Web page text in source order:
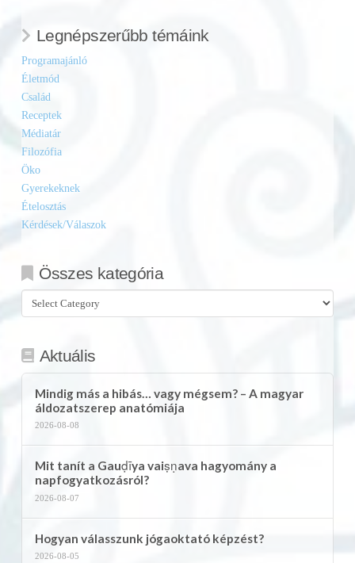
Legnépszerűbb témáink
Programajánló
Életmód
Család
Receptek
Médiatár
Filozófia
Öko
Gyerekeknek
Ételosztás
Kérdések/Válaszok
Összes kategória
Összes
kategória
Aktuális
Mindig más a hibás… vagy mégsem? – A magyar
áldozatszerep anatómiája
2026-08-08
Mit tanít a Gauḍīya vaiṣṇava hagyomány a
napfogyatkozásról?
2026-08-07
Hogyan válasszunk jógaoktató képzést?
2026-08-05